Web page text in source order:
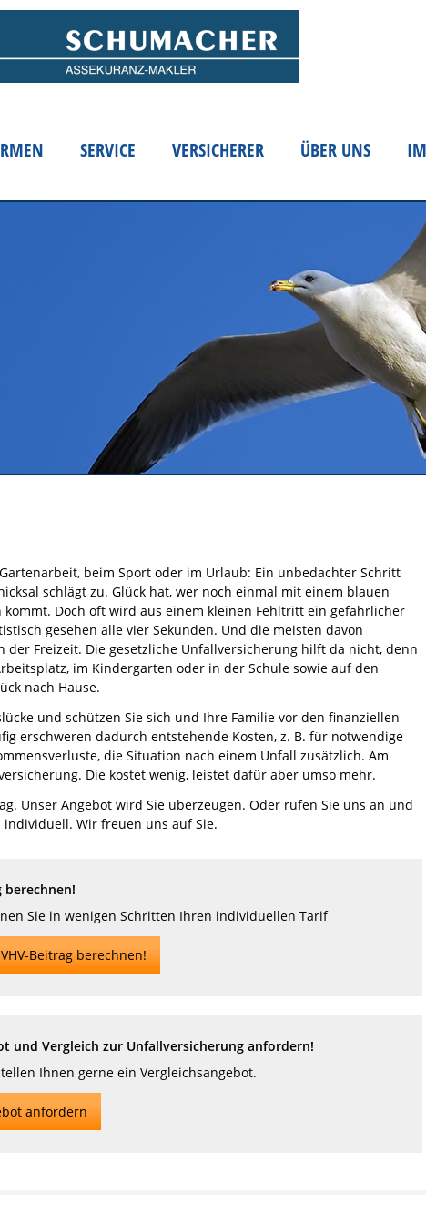
SERVICE VERSICHERER ÜBER UNS
beim Sport oder im Urlaub: Ein unbedachter Schritt
schlägt zu. Glück hat, wer noch einmal mit einem blauen
kommt. Doch oft wird aus einem kleinen Fehltritt ein gefährlicher
gesehen alle vier Sekunden. Und die meisten davon
der Freizeit. Die gesetzliche Unfallversicherung hilft da nicht, denn
im Kindergarten oder in der Schule sowie auf den
nach Hause.
und schützen Sie sich und Ihre Familie vor den finanziellen
erschweren dadurch entstehende Kosten, z. B. für notwendige
die Situation nach einem Unfall zusätzlich. Am
Die kostet wenig, leistet dafür aber umso mehr.
Unser Angebot wird Sie überzeugen. Oder rufen Sie uns an und
Wir freuen uns auf Sie.
berechnen!
Sie in wenigen Schritten Ihren individuellen Tarif
Beitrag berechnen!
und Vergleich zur Unfallversicherung anfordern!
Ihnen gerne ein Vergleichsangebot.
anfordern